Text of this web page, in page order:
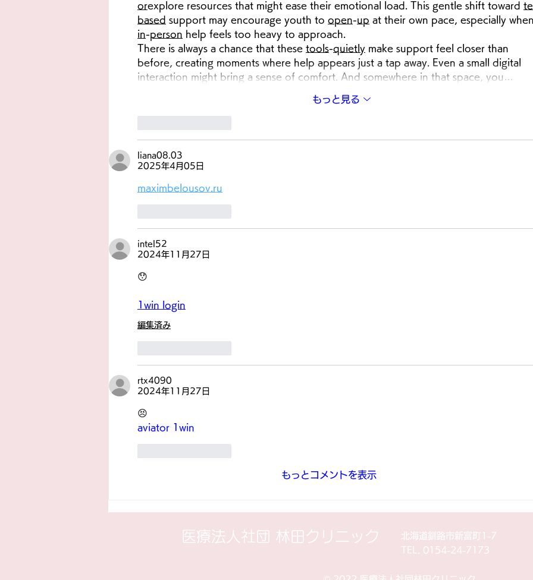
orexplore resources that might ease their emotional load. This gentle shift toward
based support may encourage youth to open-up at their own pace, especially when
in-person help feels too heavy to approach.
There is always a chance that these tools-quietly make support feel closer than
before, creating moments where help appears just a tap away. Even a small digital
interaction might bring a sense of comfort. And somewhere in that space, you…
もっと見る
liana08.03
2025年4月05日
maximbelousov.ru
intel52
2024年11月27日
😯
1win login
編集済み
rtx4090
2024年11月27日
😣
aviator 1win
もっとコメントを表示
​医療法人社団 林田クリニック
北海道釧路市新富町1-7
TEL. 0154-24-7173